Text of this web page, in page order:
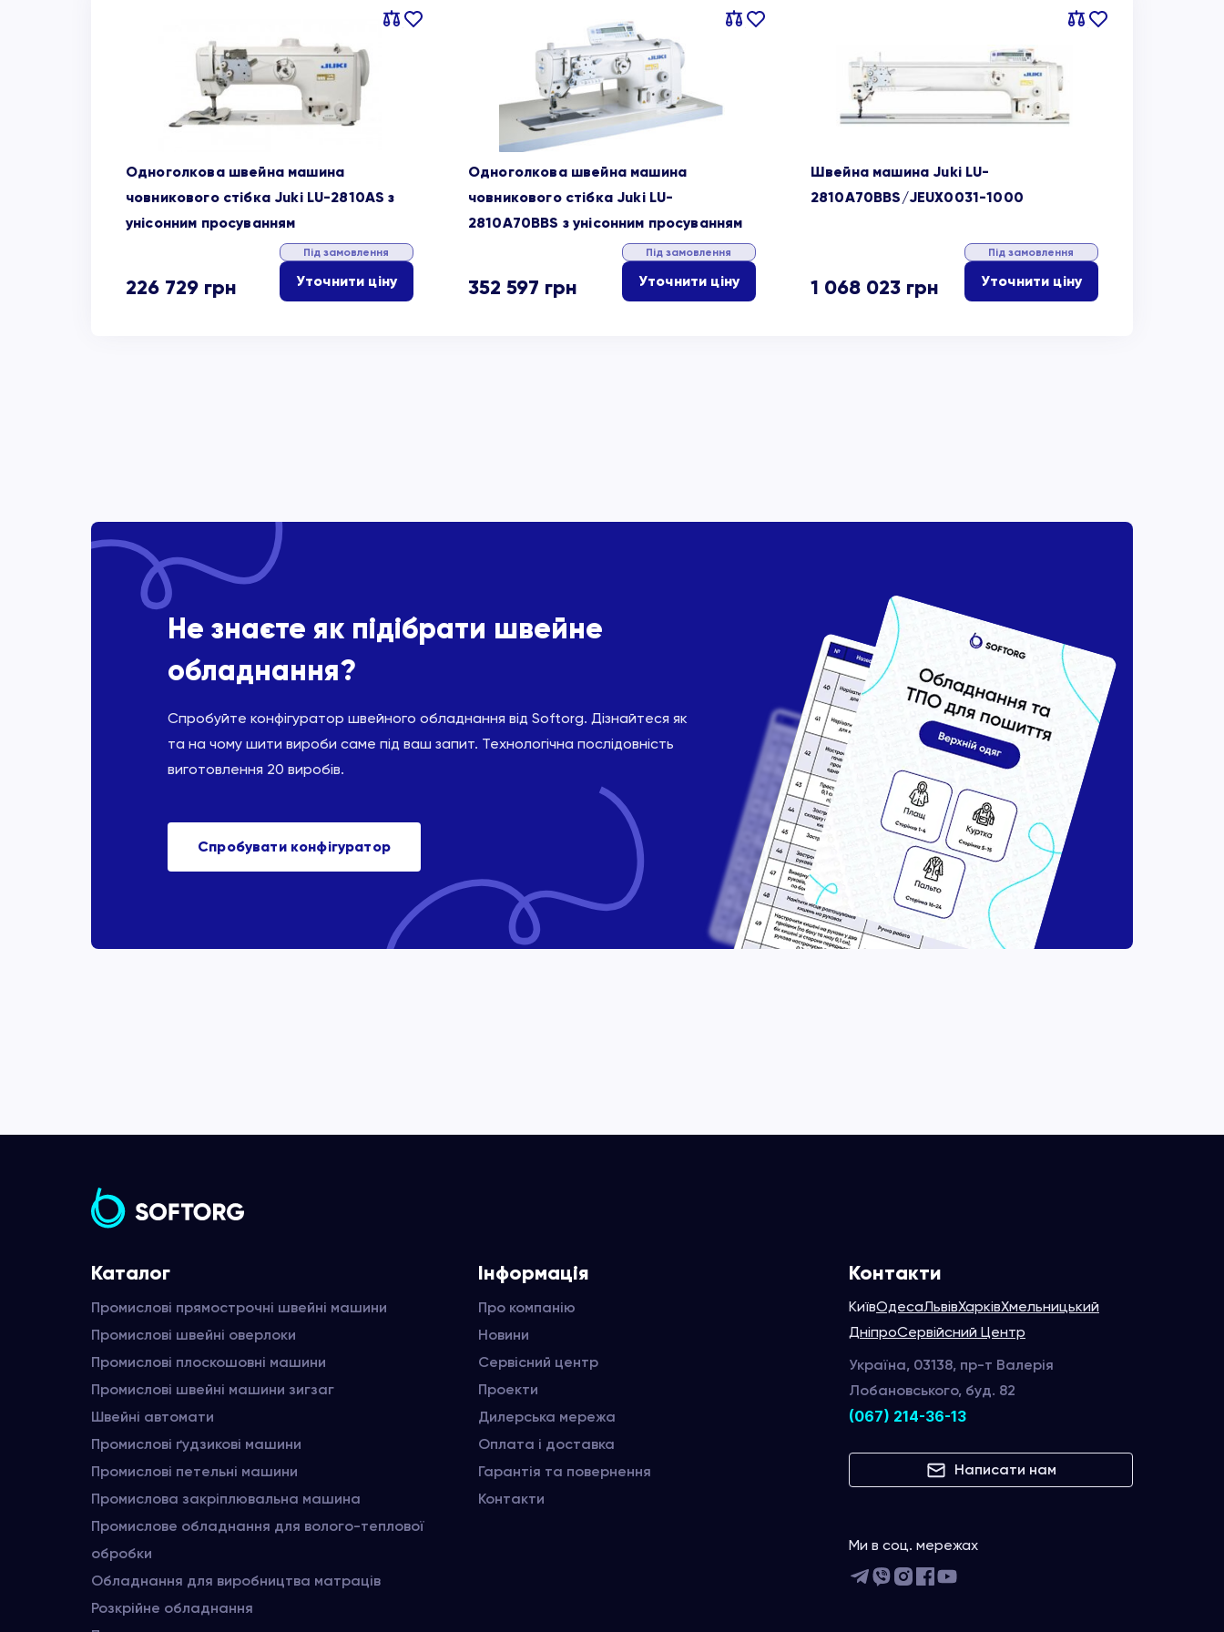
Порівняти
В
Одноголкова швейна машина
човникового стібка Juki LU-2810AS з
унісонним просуванням
226 729 грн
Під замовлення
Уточнити ціну
Порівняти
В
Одноголкова швейна машина
човникового стібка Juki LU-
2810A70BBS з унісонним просуванням
352 597 грн
Під замовлення
Уточнити ціну
Порівняти
В
Швейна машина Juki LU-
2810A70BBS/JEUX0031-1000
1 068 023 грн
Під замовлення
Уточнити ціну
Не знаєте як підібрати швейне
обладнання?
Спробуйте конфігуратор швейного обладнання від Softorg. Дізнайтеся як
та на чому шити вироби саме під ваш запит. Технологічна послідовність
виготовлення 20 виробів.
Спробувати конфігуратор
Каталог
Промислові прямострочні швейні машини
Промислові швейні оверлоки
Промислові плоскошовні машини
Промислові швейні машини зигзаг
Швейні автомати
Промислові ґудзикові машини
Промислові петельні машини
Промислова закріплювальна машина
Промислове обладнання для волого-теплової
обробки
Обладнання для виробництва матраців
Розкрійне обладнання
Інформація
Про компанію
Новини
Сервісний центр
Проекти
Дилерська мережа
Оплата і доставка
Гарантія та повернення
Контакти
Контакти
КиївОдесаЛьвівХарківХмельницький
ДніпроСервійсний Центр
Україна, 03138, пр-т Валерія
Лобановського, буд. 82
(067) 214-36-13
Написати нам
Ми в соц. мережах